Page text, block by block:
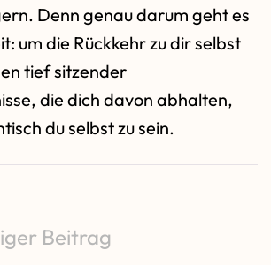
Denn genau darum geht es
um die Rückkehr zu dir selbst
tief sitzender
die dich davon abhalten,
du selbst zu sein.
Beitrag